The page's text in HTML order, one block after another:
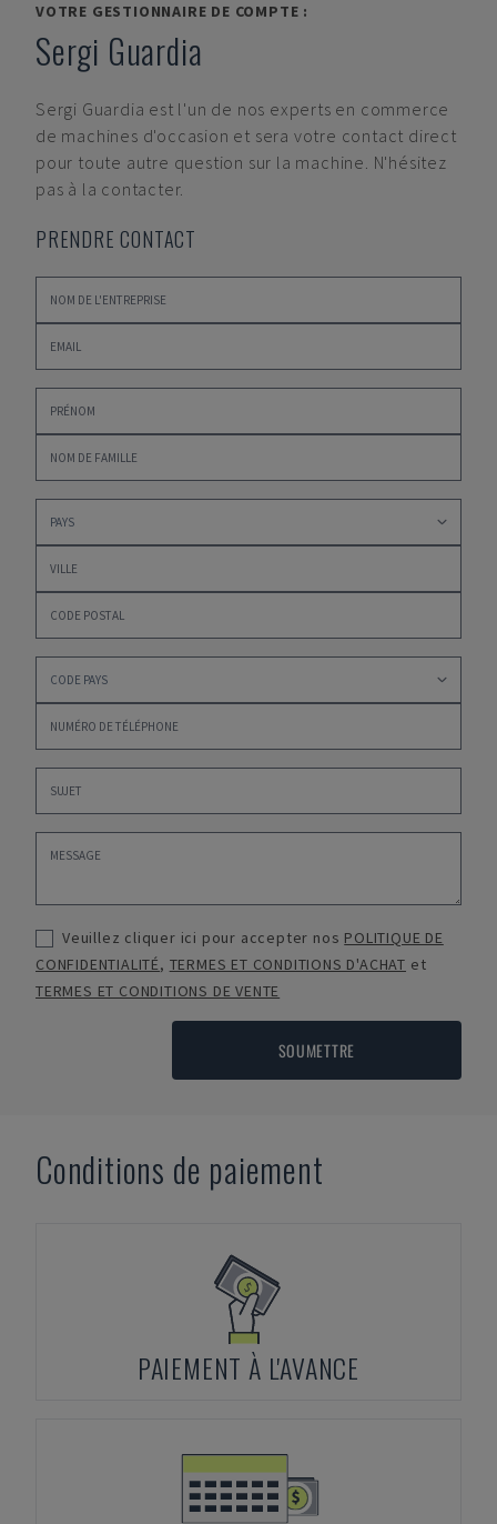
VOTRE GESTIONNAIRE DE COMPTE :
Sergi Guardia
Sergi Guardia est l'un de nos experts en commerce
de machines d'occasion et sera votre contact direct
pour toute autre question sur la machine. N'hésitez
pas à la contacter.
PRENDRE CONTACT
Veuillez cliquer ici pour accepter nos POLITIQUE DE
CONFIDENTIALITÉ, TERMES ET CONDITIONS D'ACHAT et
TERMES ET CONDITIONS DE VENTE
SOUMETTRE
Conditions de paiement
PAIEMENT À L'AVANCE